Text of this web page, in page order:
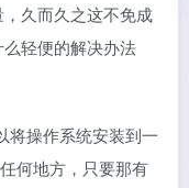
久而久之这不免成
轻便的解决办法
将操作系统安装到一
何地方，只要那有